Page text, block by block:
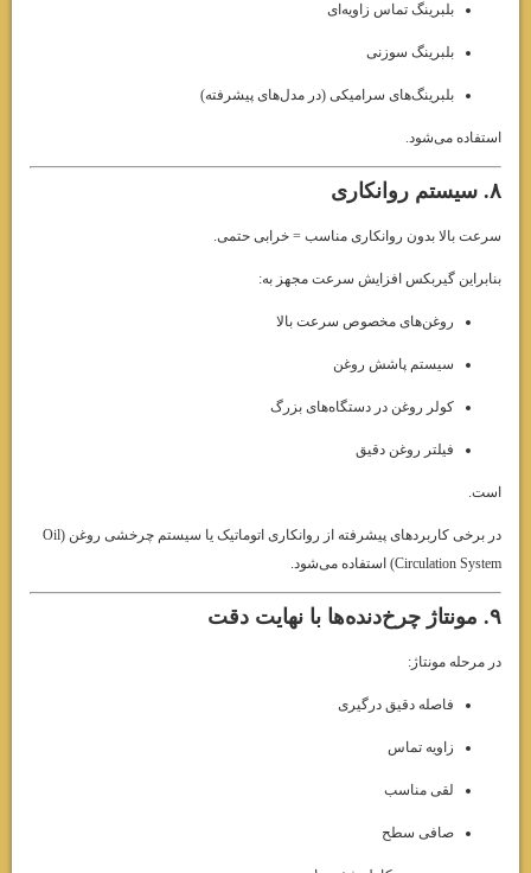
بلبرینگ تماس زاویه‌ای
بلبرینگ سوزنی
بلبرینگ‌های سرامیکی (در مدل‌های پیشرفته)
استفاده می‌شود.
۸. سیستم روانکاری
سرعت بالا بدون روانکاری مناسب = خرابی حتمی.
بنابراین گیربکس افزایش سرعت مجهز به:
روغن‌های مخصوص سرعت بالا
سیستم پاشش روغن
کولر روغن در دستگاه‌های بزرگ
فیلتر روغن دقیق
است.
در برخی کاربردهای پیشرفته از روانکاری اتوماتیک یا سیستم چرخشی روغن (Oil
Circulation System) استفاده می‌شود.
۹. مونتاژ چرخ‌دنده‌ها با نهایت دقت
در مرحله مونتاژ:
فاصله دقیق درگیری
زاویه تماس
لقی مناسب
صافی سطح